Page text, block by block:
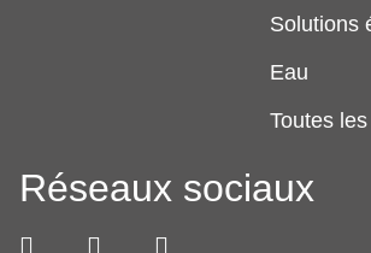
Solutions
Eau
Toutes
Réseaux sociaux